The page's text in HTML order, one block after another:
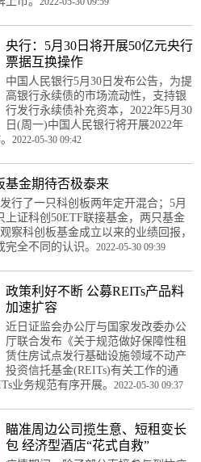
央行：5月30日将开展50亿元央行
票据互换操作
中国人民银行5月30日发布公告，为提
高银行永续债的市场流动性，支持银
行发行永续债补充资本，2022年5月30
日(周一)中国人民银行将开展2022年
2022-05-30 09:42
基金期待否极泰来
行了一只科创板两年定开混合；5月
上证科创50ETF联接基金，两只基金
察科创板基金成立以来的业绩回报，
全不同的认识。 2022-05-30 09:39
政策利好不断 公募REITs产品料
加速扩容
近日证监会办公厅与国家发改委办公
厅联合发布《关于规范做好保障性租
赁住房试点发行基础设施领域不动产
投资信托基金(REITs)有关工作的通
业务规范有序开展。 2022-05-30 09:37
瞄准周边公司揽生意、短租变长
包 经济型酒店“花式自救”